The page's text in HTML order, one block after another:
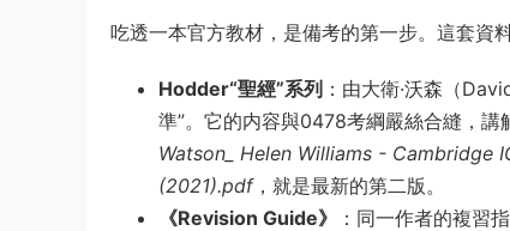
吃透一本官方教材，是備考的第一步。這套資
Hodder“聖經”系列 ：由大衛·沃森（
準”。它的内容與0478考綱嚴絲合縫，
Watson_ Helen Williams - Cambridge
(2021).pdf，就是最新的第二版。
《Revision Guide》
：同一作者的複習